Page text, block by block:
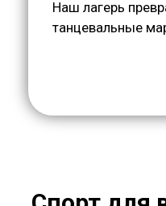
Наш лагерь
танцевальные